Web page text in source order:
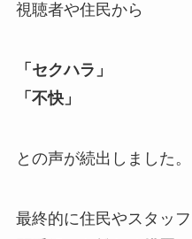
視聴者や住民から
「セクハラ」
「不快」
との声が続出しました。
最終的に住民やスタッフ